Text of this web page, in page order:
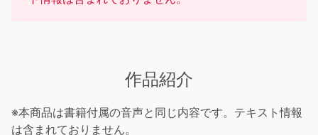
作品紹介
※本商品は書籍付属の音声と同じ内容です。テキスト情報
は含まれておりません。